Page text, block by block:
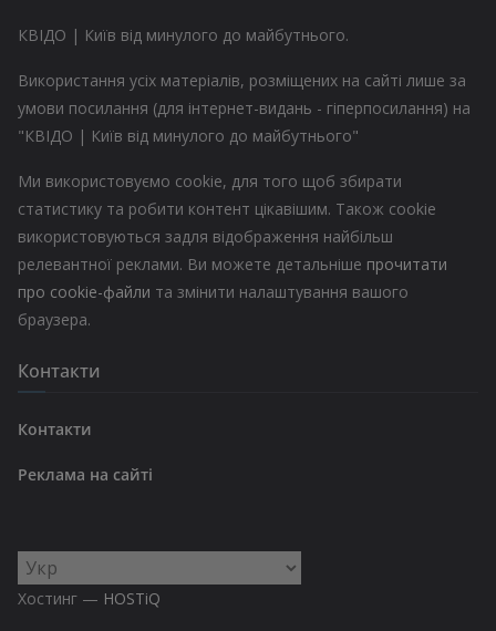
КВІДО | Київ від минулого до майбутнього.
Використання усіх матеріалів, розміщених на сайті лише за
умови посилання (для інтернет-видань - гіперпосилання) на
"КВІДО | Київ від минулого до майбутнього"
Ми використовуємо cookie, для того щоб збирати
статистику та робити контент цікавішим. Також cookie
використовуються задля відображення найбільш
релевантної реклами. Ви можете детальніше прочитати
про cookie-файли та змінити налаштування вашого
браузера.
Контакти
Контакти
Реклама на сайті
Вибрати
мову
Хостинг — HOSTiQ